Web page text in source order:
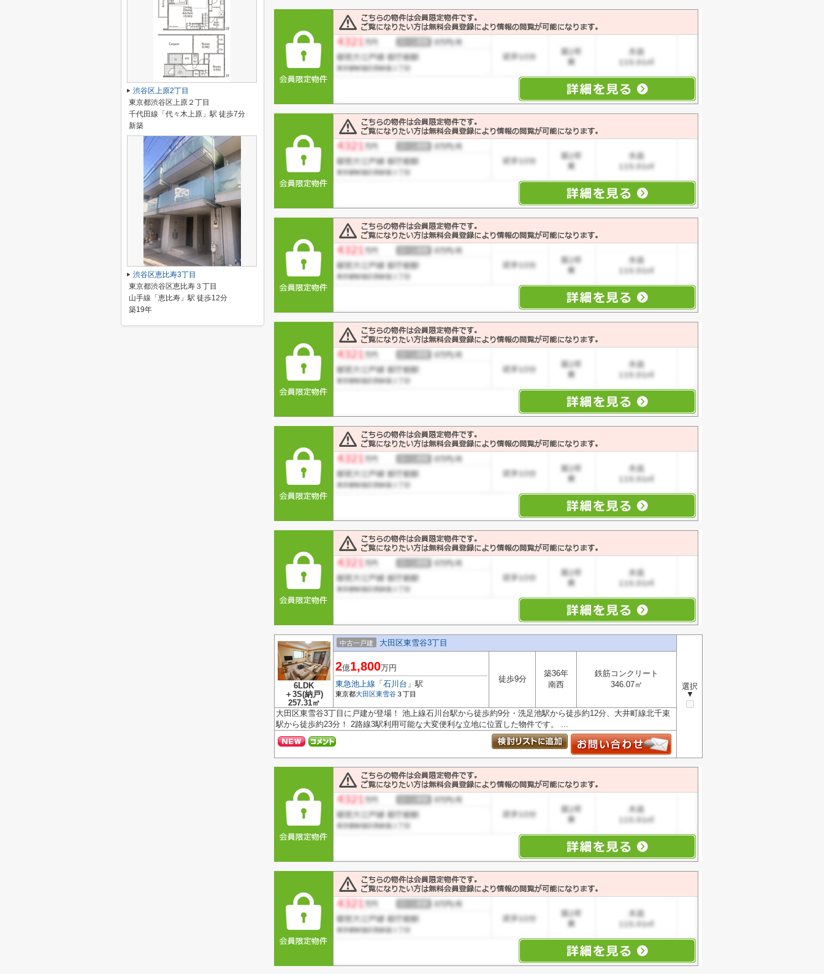
6LDK
＋3S(納戸)
257.31㎡
中古一戸建 大田区東雪谷3丁目
選択
▼
2億1,800万円
東急池上線 「 石川台 」駅
東京都大田区東雪谷３丁目
徒歩9分
築36年
南西
鉄筋コンクリート
346.07㎡
大田区東雪谷3丁目に戸建が登場！ 池上線石川台駅から徒歩約9分・洗足池駅から徒歩約12分、大井町線北千束
駅から徒歩約23分！ 2路線3駅利用可能な大変便利な立地に位置した物件です。 ...
渋谷区上原2丁目
東京都渋谷区上原２丁目
千代田線「代々木上原」駅 徒歩7分
新築
渋谷区恵比寿3丁目
東京都渋谷区恵比寿３丁目
山手線「恵比寿」駅 徒歩12分
築19年